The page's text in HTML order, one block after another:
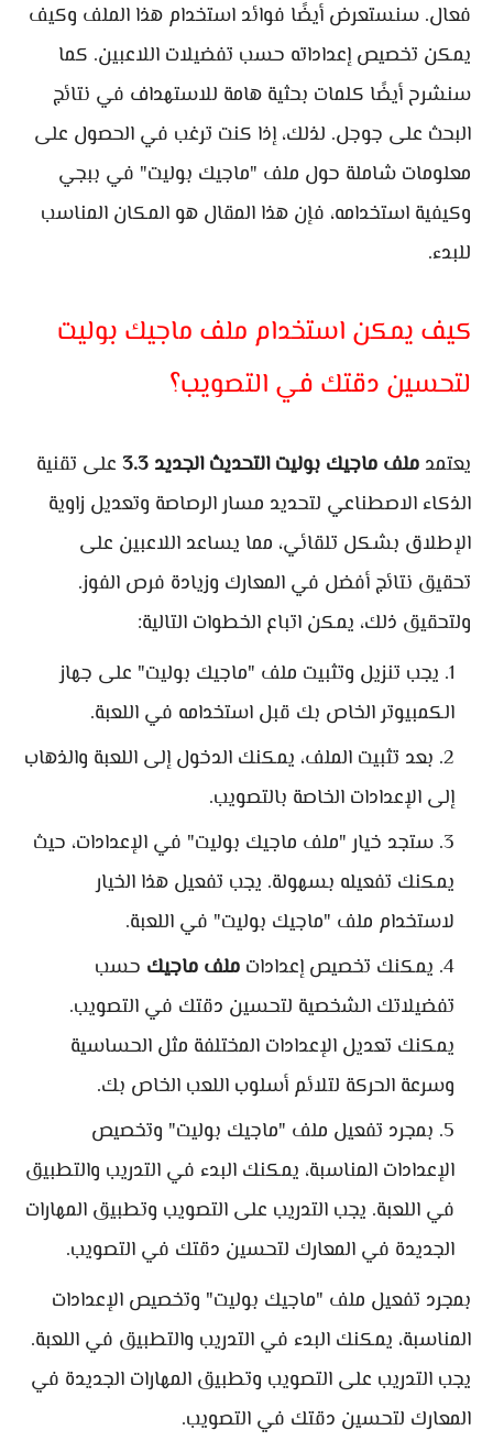
فعال. سنستعرض أيضًا فوائد استخدام هذا الملف وكيف
يمكن تخصيص إعداداته حسب تفضيلات اللاعبين. كما
سنشرح أيضًا كلمات بحثية هامة للاستهداف في نتائج
البحث على جوجل. لذلك، إذا كنت ترغب في الحصول على
معلومات شاملة حول ملف "ماجيك بوليت" في ببجي
وكيفية استخدامه، فإن هذا المقال هو المكان المناسب
للبدء.
كيف يمكن استخدام ملف ماجيك بوليت
لتحسين دقتك في التصويب؟
يعتمد ملف ماجيك بوليت التحديث الجديد 3.3
على تقنية
الذكاء الاصطناعي لتحديد مسار الرصاصة وتعديل زاوية
الإطلاق بشكل تلقائي، مما يساعد اللاعبين على
تحقيق نتائج أفضل في المعارك وزيادة فرص الفوز.
ولتحقيق ذلك، يمكن اتباع الخطوات التالية:
يجب تنزيل وتثبيت ملف "ماجيك بوليت" على جهاز
الكمبيوتر الخاص بك قبل استخدامه في اللعبة.
بعد تثبيت الملف، يمكنك الدخول إلى اللعبة والذهاب
إلى الإعدادات الخاصة بالتصويب.
ستجد خيار "ملف ماجيك بوليت" في الإعدادات، حيث
يمكنك تفعيله بسهولة. يجب تفعيل هذا الخيار
لاستخدام ملف "ماجيك بوليت" في اللعبة.
يمكنك تخصيص إعدادات ملف ماجيك حسب
تفضيلاتك الشخصية لتحسين دقتك في التصويب.
يمكنك تعديل الإعدادات المختلفة مثل الحساسية
وسرعة الحركة لتلائم أسلوب اللعب الخاص بك.
بمجرد تفعيل ملف "ماجيك بوليت" وتخصيص
الإعدادات المناسبة، يمكنك البدء في التدريب والتطبيق
في اللعبة. يجب التدريب على التصويب وتطبيق المهارات
الجديدة في المعارك لتحسين دقتك في التصويب.
بمجرد تفعيل ملف "ماجيك بوليت" وتخصيص الإعدادات
المناسبة، يمكنك البدء في التدريب والتطبيق في اللعبة.
يجب التدريب على التصويب وتطبيق المهارات الجديدة في
المعارك لتحسين دقتك في التصويب.